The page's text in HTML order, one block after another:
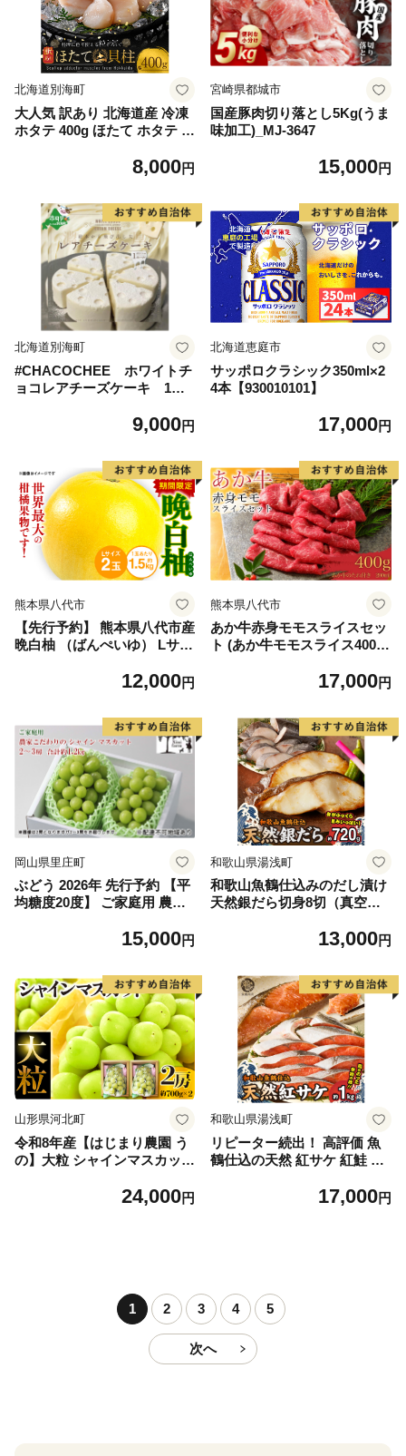
北海道別海町
大人気 訳あり 北海道産 冷凍
ホタテ 400g ほたて ホタテ 帆
8,000円
宮崎県都城市
国産豚肉切り落とし5Kg(うま
味加工)_MJ-3647
15,000円
北海道別海町
#CHACOCHEE ホワイトチ
ョコレアチーズケーキ 1ホ
海町,チーズ,ちーず,チーズケ
9,000円
北海道恵庭市
サッポロクラシック350ml×2
4本【930010101】
17,000円
熊本県八代市
【先行予約】 熊本県八代市産
晩白柚 （ばんぺいゆ） Lサイ
もの フルーツ おやつ 特産 熊
12,000円
熊本県八代市
あか牛赤身モモスライスセッ
ト (あか牛モモスライス400
17,000円
岡山県里庄町
ぶどう 2026年 先行予約 【平
均糖度20度】 ご家庭用 農家
ット 2～3房 合計約1.2kg ブ
直送 】
15,000円
和歌山県湯浅町
和歌山魚鶴仕込みのだし漬け
天然銀だら切身8切（真空パ
製法 良質な脂 ふっくら 柔ら
ぶ だし漬け 煮付け ムニエル
味噌漬け 鍋物 冷凍 湯浅町 送
料無料_G7334
13,000円
山形県河北町
令和8年産【はじまり農園 う
の】大粒 シャインマスカット
河北町産 【河北町観光物産協
24,000円
和歌山県湯浅町
リピーター続出！ 高評価 魚
鶴仕込の天然 紅サケ 紅鮭 鮭
レビュー高評価 小分け 真空
町 送料無料_G7317
17,000円
1 2 3 4 5
次へ